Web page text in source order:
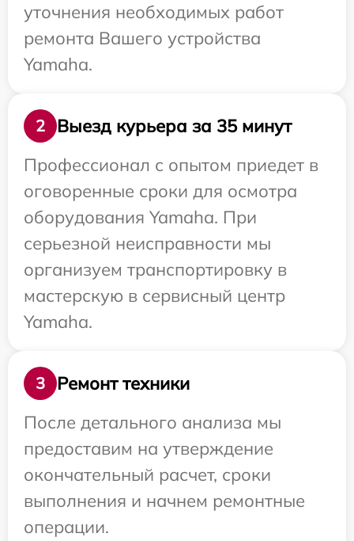
уточнения необходимых работ
ремонта Вашего устройства
Yamaha.
2
Выезд курьера за 35 минут
Профессионал с опытом приедет в
оговоренные сроки для осмотра
оборудования Yamaha. При
серьезной неисправности мы
организуем транспортировку в
мастерскую в сервисный центр
Yamaha.
3
Ремонт техники
После детального анализа мы
предоставим на утверждение
окончательный расчет, сроки
выполнения и начнем ремонтные
операции.